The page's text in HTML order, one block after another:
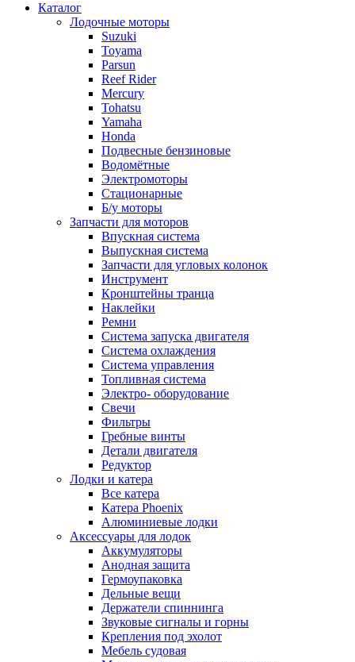
Каталог
Лодочные моторы
Suzuki
Toyama
Parsun
Reef Rider
Mercury
Tohatsu
Yamaha
Honda
Подвесные бензиновые
Водомётные
Электромоторы
Стационарные
Б/у моторы
Запчасти для моторов
Впускная система
Выпускная система
Запчасти для угловых колонок
Инструмент
Кронштейны транца
Наклейки
Ремни
Система запуска двигателя
Система охлаждения
Система управления
Топливная система
Электро- оборудование
Свечи
Фильтры
Гребные винты
Детали двигателя
Редуктор
Лодки и катера
Все катера
Катера Phoenix
Алюминиевые лодки
Аксессуары для лодок
Аккумуляторы
Анодная защита
Гермоупаковка
Дельные вещи
Держатели спиннинга
Звуковые сигналы и горны
Крепления под эхолот
Мебель судовая